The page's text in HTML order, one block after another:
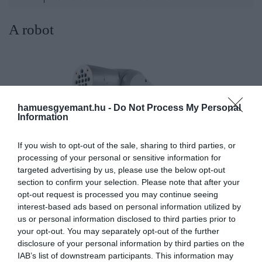
hamuesgyemant.hu - Do Not Process My Personal
Information
If you wish to opt-out of the sale, sharing to third parties, or
processing of your personal or sensitive information for
targeted advertising by us, please use the below opt-out
section to confirm your selection. Please note that after your
opt-out request is processed you may continue seeing
interest-based ads based on personal information utilized by
us or personal information disclosed to third parties prior to
your opt-out. You may separately opt-out of the further
disclosure of your personal information by third parties on the
IAB’s list of downstream participants. This information may
A robot